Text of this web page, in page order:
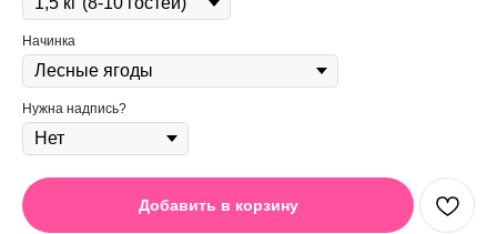
Начинка
Нужна надпись?
Добавить в корзину